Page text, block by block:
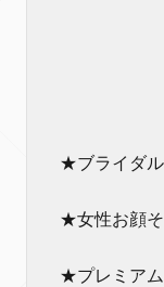
★ブライダ
★女性お顔
★プレミアム